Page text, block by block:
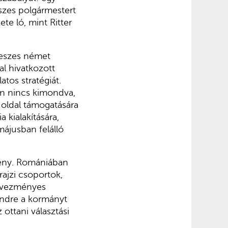
polgármestert
ló, mint Ritter
német
hivatkozott
stratégiát.
nincs kimondva,
támogatására
kialakítására,
felálló
Romániában
csoportok,
a kormányt
választási